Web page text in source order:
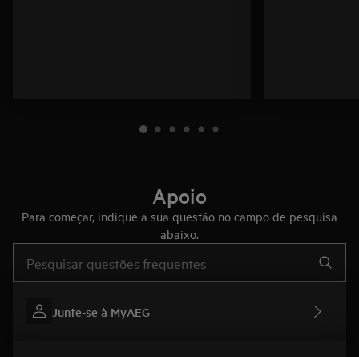
Apoio
Para começar, indique a sua questão no campo de pesquisa
abaixo.
Junte-se à MyAEG